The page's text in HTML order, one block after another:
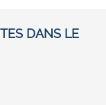
DANS LE